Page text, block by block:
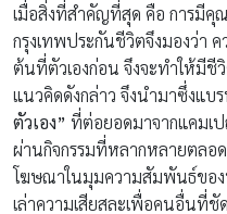
เมื่อสิ่งที่สำคัญที่สุด คือ การมีคุ
กรุงเทพประกันชีวิตจึงมองว่า ค
ต้นที่ตัวเองก่อน จึงจะทำให้มีชี
แนวคิดดังกล่าว จึงนำมาซึ่งแบ
ตัวเอง” ที่ต่อยอดมาจากแคมเ
ผ่านกิจกรรมที่หลากหลายตลอ
โฆษณาในมุมความสัมพันธ์ขอ
เล่าความเสียสละเพื่อคนอื่นที่ชั